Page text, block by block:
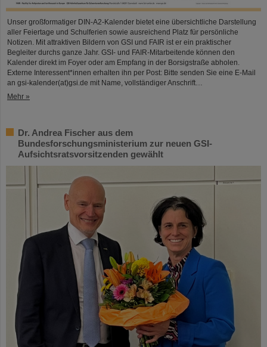
Unser großformatiger DIN-A2-Kalender bietet eine übersichtliche Darstellung
aller Feiertage und Schulferien sowie ausreichend Platz für persönliche
Notizen. Mit attraktiven Bildern von GSI und FAIR ist er ein praktischer
Begleiter durchs ganze Jahr. GSI- und FAIR-Mitarbeitende können den
Kalender direkt im Foyer oder am Empfang in der Borsigstraße abholen.
Externe Interessent*innen erhalten ihn per Post: Bitte senden Sie eine E-Mail
an gsi-kalender(at)gsi.de mit Name, vollständiger Anschrift…
Mehr »
Dr. Andrea Fischer aus dem
Bundesforschungsministerium zur neuen GSI-
Aufsichtsratsvorsitzenden gewählt